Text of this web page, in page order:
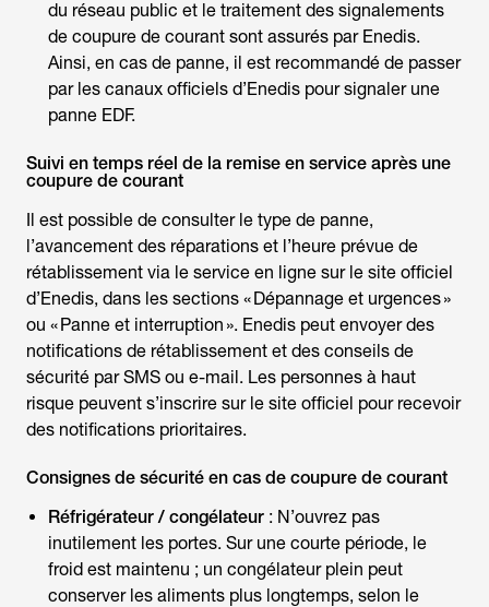
du réseau public et le traitement des signalements
de coupure de courant sont assurés par Enedis.
Ainsi, en cas de panne, il est recommandé de passer
par les canaux officiels d’Enedis poursignaler une
panne EDF.
Suivi en temps réel de la remise en service après une
coupure de courant
Il est possible de consulter le type de panne,
l’avancement des réparations et l’heure prévue de
rétablissement via le service en ligne sur le site officiel
d’Enedis, dans les sections « Dépannage et urgences »
ou « Panne et interruption ». Enedis peut envoyer des
notifications de rétablissement et des conseils de
sécurité par SMS ou e-mail. Les personnes à haut
risque peuvent s’inscrire sur le site officiel pour recevoir
des notifications prioritaires.
Consignes de sécurité en cas de coupure de courant
Réfrigérateur / congélateur : N’ouvrez pas
inutilement les portes. Sur une courte période, le
froid est maintenu ; un congélateur plein peut
conserver les aliments plus longtemps, selon le